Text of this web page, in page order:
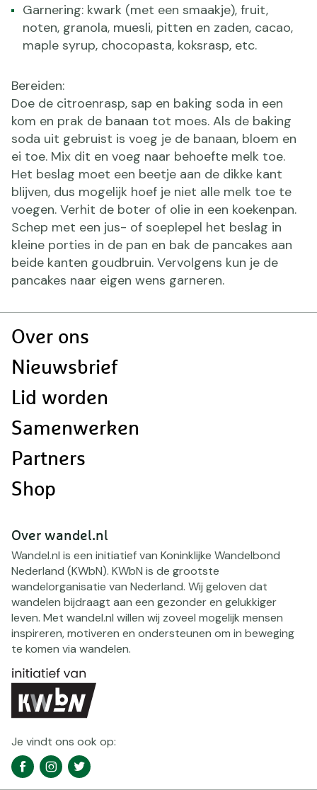
Garnering: kwark (met een smaakje), fruit,
noten, granola, muesli, pitten en zaden, cacao,
maple syrup, chocopasta, koksrasp, etc.
Bereiden:
Doe de citroenrasp, sap en baking soda in een
kom en prak de banaan tot moes. Als de baking
soda uit gebruist is voeg je de banaan, bloem en
ei toe. Mix dit en voeg naar behoefte melk toe.
Het beslag moet een beetje aan de dikke kant
blijven, dus mogelijk hoef je niet alle melk toe te
voegen. Verhit de boter of olie in een koekenpan.
Schep met een jus- of soeplepel het beslag in
kleine porties in de pan en bak de pancakes aan
beide kanten goudbruin. Vervolgens kun je de
pancakes naar eigen wens garneren.
Doormat
Over ons
Nieuwsbrief
Lid worden
Samenwerken
Partners
Shop
Over wandel.nl
Wandel.nl is een initiatief van Koninklijke Wandelbond
Nederland (KWbN). KWbN is de grootste
wandelorganisatie van Nederland. Wij geloven dat
wandelen bijdraagt aan een gezonder en gelukkiger
leven. Met wandel.nl willen wij zoveel mogelijk mensen
inspireren, motiveren en ondersteunen om in beweging
te komen via wandelen.
Je vindt ons ook op:
Social
media
FacebookInstagramTwitter